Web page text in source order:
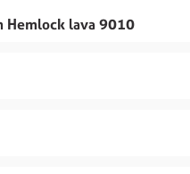
Hemlock lava 9010